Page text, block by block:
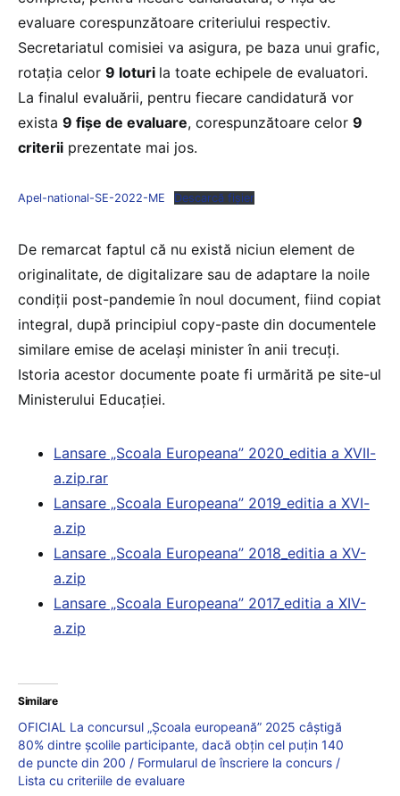
evaluare corespunzătoare criteriului respectiv.
Secretariatul comisiei va asigura, pe baza unui grafic,
rotația celor 9 loturi la toate echipele de evaluatori.
La finalul evaluării, pentru fiecare candidatură vor
exista 9 fișe de evaluare, corespunzătoare celor 9
criterii prezentate mai jos.
Apel-national-SE-2022-ME Descarcă fișier
De remarcat faptul că nu există niciun element de
originalitate, de digitalizare sau de adaptare la noile
condiții post-pandemie în noul document, fiind copiat
integral, după principiul copy-paste din documentele
similare emise de același minister în anii trecuți.
Istoria acestor documente poate fi urmărită pe site-ul
Ministerului Educației.
Lansare „Scoala Europeana” 2020_editia a XVII-
a.zip.rar
Lansare „Scoala Europeana” 2019_editia a XVI-
a.zip
Lansare „Scoala Europeana” 2018_editia a XV-
a.zip
Lansare „Scoala Europeana” 2017_editia a XIV-
a.zip
Similare
OFICIAL La concursul „Școala europeană” 2025 câștigă
80% dintre școlile participante, dacă obțin cel puțin 140
de puncte din 200 / Formularul de înscriere la concurs /
Lista cu criteriile de evaluare